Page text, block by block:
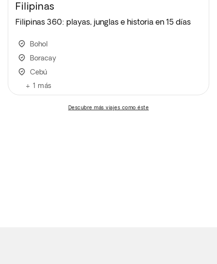
Filipinas
Filipinas 360: playas, junglas e historia en 15 días
Bohol
Boracay
Cebú
+ 1 más
descubre más viajes como éste